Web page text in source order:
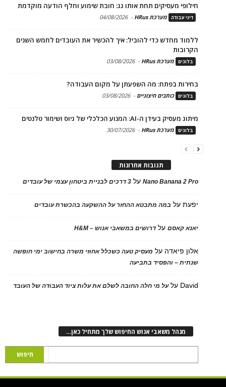
חילופי מעסיקים תחת אותו גג: חובת שימוע וחלף הודעה מוקדמת
דיני עבודה מערכת HRus -
04/08/2026
ללמוד מחדש כדי להוביל: איך להכשיר את העובדים לחמש השנים
הקרובות
בלוגים מערכת HRus -
03/08/2026
בחירות בפתח: מה השפעתן על מקום העבודה?
בלוגים כותבים חיצוניים -
03/08/2026
מיתוג מעסיק בעידן ה-AI: המנוע הכלכלי של גיוס ושימור טלנטים
בלוגים מערכת HRus -
30/07/2026
תגובות אחרונות
Nano Banana 2 Proעל 3 דרכים לבניית ביטחון עצמי של עובדים
יפעתעל במה מתבטא ההחזר על ההשקעה בהכשרת עובדים
יאנא קאסםעלדרושים במשאבי אנוש – H&M
אלון פיאדה על מעסיק טעה כשכלל אחוזי משרה בחישוב ימי חופשה
שנתית – והפסיד בתביעה
David עלעל מי חלה החובה לשלם את עלות ציוד העבודה של העובד
מנהל משאבי אנוש החיפוש שלך מתחיל כאן…